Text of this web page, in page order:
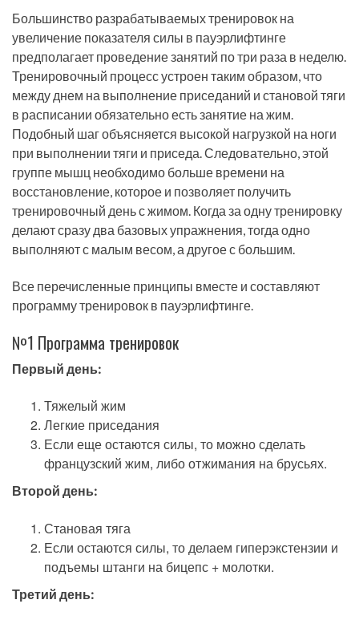
Большинство разрабатываемых тренировок на
увеличение показателя силы в пауэрлифтинге
предполагает проведение занятий по три раза в неделю.
Тренировочный процесс устроен таким образом, что
между днем на выполнение приседаний и становой тяги
в расписании обязательно есть занятие на жим.
Подобный шаг объясняется высокой нагрузкой на ноги
при выполнении тяги и приседа. Следовательно, этой
группе мышц необходимо больше времени на
восстановление, которое и позволяет получить
тренировочный день с жимом. Когда за одну тренировку
делают сразу два базовых упражнения, тогда одно
выполняют с малым весом, а другое с большим.
Все перечисленные принципы вместе и составляют
программу тренировок в пауэрлифтинге.
№1 Программа тренировок
Первый день:
Тяжелый жим
Легкие приседания
Если еще остаются силы, то можно сделать
французский жим, либо отжимания на брусьях.
Второй день:
Становая тяга
Если остаются силы, то делаем гиперэкстензии и
подъемы штанги на бицепс + молотки.
Третий день: